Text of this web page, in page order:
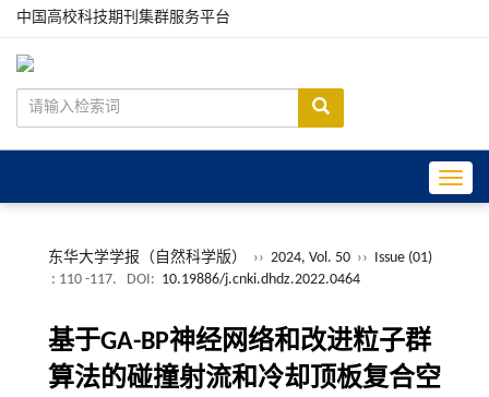
中国高校科技期刊集群服务平台
东华大学学报（自然科学版） ›› 2024, Vol. 50 ›› Issue (01)
: 110 -117.
DOI: 10.19886/j.cnki.dhdz.2022.0464
基于GA-BP神经网络和改进粒子群
算法的碰撞射流和冷却顶板复合空